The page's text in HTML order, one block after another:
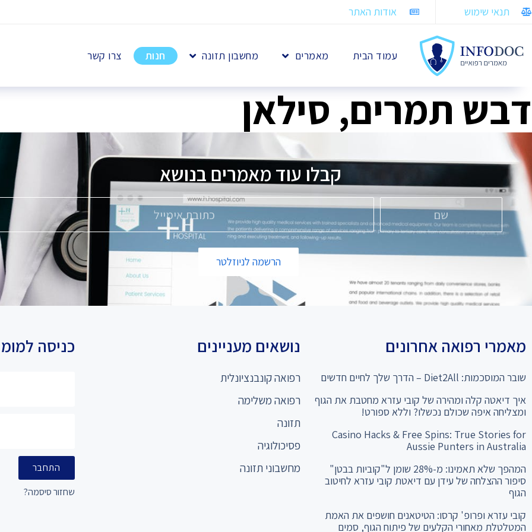
תנאי שימוש אודות האתר
עמוד הבית מאמרים מחשבון תזונה חנות צרו קשר
דבש תמרים, סילאן
קבלו עוד מאמרים בנושא
הרשמה לניוזלטר
מאמרי רפואה אחרונים
שובר המוסכמות: Diet2All – הדרך שלך לחיים חדשים
איך דיאטה קלה ומהירה של קובי עזרא מחטבת את הגוף
ומצליחה איפה שכולם נכשלו? וללא ספורט!
Casino Hacks & Free Spins: True Stories for
Aussie Punters in Australia
המהפך שלא תאמינו: מ-28% שומן ל"קוביות בבטן"
סיפור ההצלחה של עידן עם דיאטת קובי עזרא לחיטוב
הגוף
קובי עזרא ופרופ' קרסו: הטיטאנים חושפים את האמת
המטלטלת מאחורי הקלעים של פיתוח הגוף, סמים
נושאים מעניינים
רפואה קונבנציונלית
רפואה משלימה
תזונה
פסיכולוגיה
מחשבוני תזונה
כניסה
התחבר
שחזור סיסמה?